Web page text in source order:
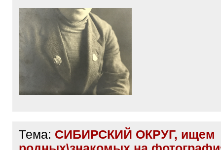
21.01.2024, 15:38
Добрый день!
Помогите определить что за
на лацканах пиджака. Фото
гг.